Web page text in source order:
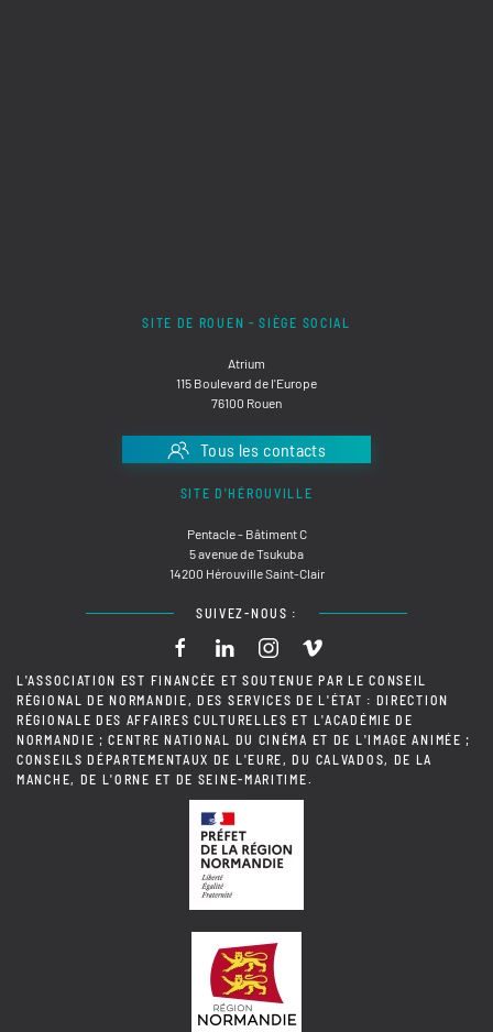
SITE DE ROUEN - SIÈGE SOCIAL
Atrium
115 Boulevard de l'Europe
76100 Rouen
Tous les contacts
SITE D'HÉROUVILLE
Pentacle - Bâtiment C
5 avenue de Tsukuba
14200 Hérouville Saint-Clair
SUIVEZ-NOUS :
L'ASSOCIATION EST FINANCÉE ET SOUTENUE PAR LE CONSEIL
RÉGIONAL DE NORMANDIE, DES SERVICES DE L'ÉTAT : DIRECTION
RÉGIONALE DES AFFAIRES CULTURELLES ET L'ACADÉMIE DE
NORMANDIE ; CENTRE NATIONAL DU CINÉMA ET DE L'IMAGE ANIMÉE ;
CONSEILS DÉPARTEMENTAUX DE L'EURE, DU CALVADOS, DE LA
MANCHE, DE L'ORNE ET DE SEINE-MARITIME.